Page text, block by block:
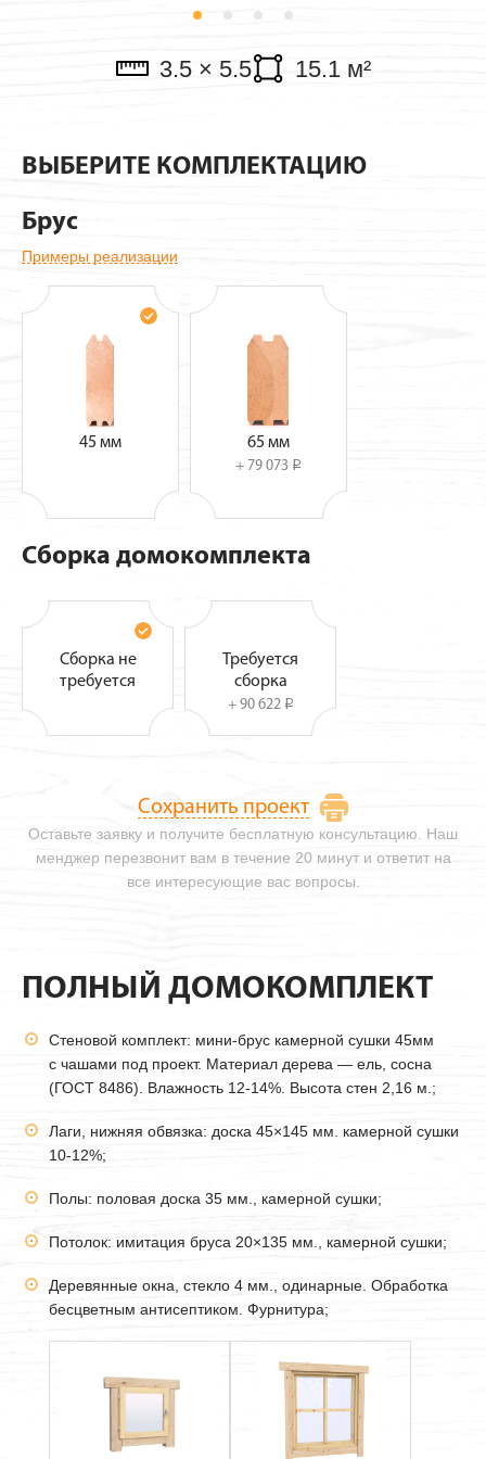
3.5 × 5.5 15.1 м²
ВЫБЕРИТЕ КОМПЛЕКТАЦИЮ
Брус
Примеры реализации
45 мм 65 мм
+ 79 073 i
Сборка домокомплекта
Сборка не
требуется
Требуется
сборка
+ 90 622 i
Оставьте заявку и получите бесплатную консультацию. Наш
менджер перезвонит вам в течение 20 минут и ответит на
все интересующие вас вопросы.
Сохранить проект
ПОЛНЫЙ ДОМОКОМПЛЕКТ
Стеновой комплект: мини-брус камерной сушки 45мм
с чашами под проект. Материал дерева — ель, сосна
(ГОСТ 8486). Влажность 12-14%. Высота стен 2,16 м.;
Лаги, нижняя обвязка: доска 45×145 мм. камерной сушки
10-12%;
Полы: половая доска 35 мм., камерной сушки;
Потолок: имитация бруса 20×135 мм., камерной сушки;
Деревянные окна, стекло 4 мм., одинарные. Обработка
бесцветным антисептиком. Фурнитура;